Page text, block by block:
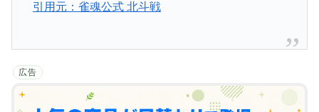
引用元：雀魂公式 北斗戦
広告